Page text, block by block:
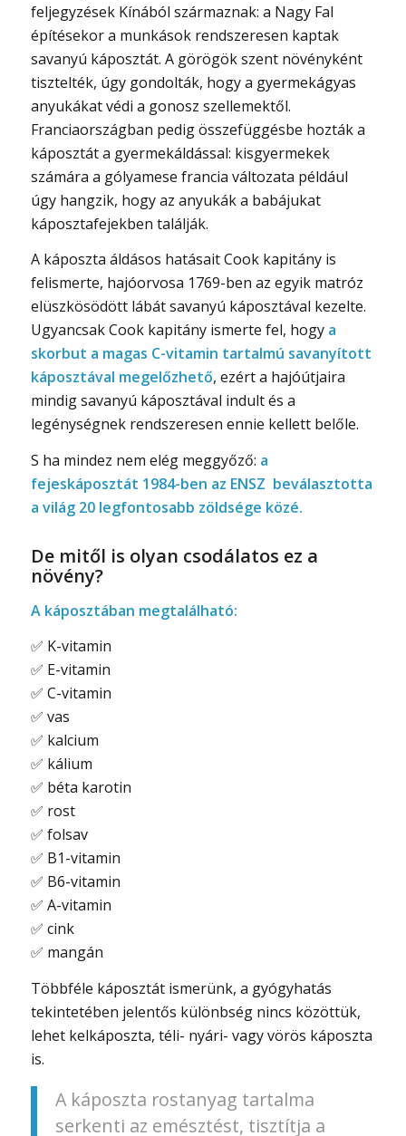
feljegyzések Kínából származnak: a Nagy Fal
építésekor a munkások rendszeresen kaptak
savanyú káposztát. A görögök szent növényként
tisztelték, úgy gondolták, hogy a gyermekágyas
anyukákat védi a gonosz szellemektől.
Franciaországban pedig összefüggésbe hozták a
káposztát a gyermekáldással: kisgyermekek
számára a gólyamese francia változata például
úgy hangzik, hogy az anyukák a babájukat
káposztafejekben találják.
A káposzta áldásos hatásait Cook kapitány is
felismerte, hajóorvosa 1769-ben az egyik matróz
elüszkösödött lábát savanyú káposztával kezelte.
Ugyancsak Cook kapitány ismerte fel, hogy a
skorbut a magas C-vitamin tartalmú savanyított
káposztával megelőzhető, ezért a hajóútjaira
mindig savanyú káposztával indult és a
legénységnek rendszeresen ennie kellett belőle.
S ha mindez nem elég meggyőző: a
fejeskáposztát 1984-ben az ENSZ beválasztotta
a világ 20 legfontosabb zöldsége közé.
De mitől is olyan csodálatos ez a
növény?
A káposztában megtalálható:
✅ K-vitamin
✅ E-vitamin
✅ C-vitamin
✅ vas
✅ kalcium
✅ kálium
✅ béta karotin
✅ rost
✅ folsav
✅ B1-vitamin
✅ B6-vitamin
✅ A-vitamin
✅ cink
✅ mangán
Többféle káposztát ismerünk, a gyógyhatás
tekintetében jelentős különbség nincs közöttük,
lehet kelkáposzta, téli- nyári- vagy vörös káposzta
is.
A káposzta rostanyag tartalma
serkenti az emésztést, tisztítja a